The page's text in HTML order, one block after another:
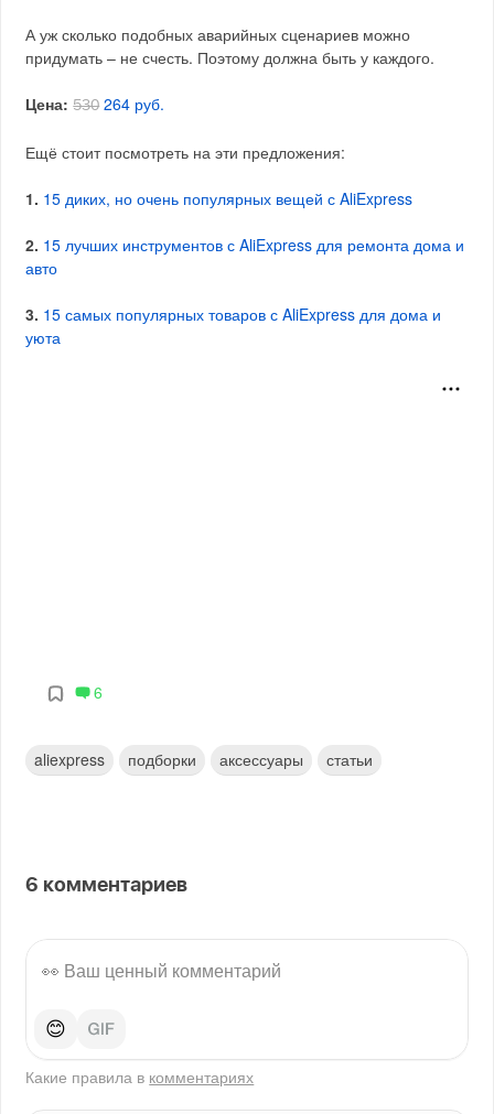
А уж сколько подобных аварийных сценариев можно
придумать – не счесть. Поэтому должна быть у каждого.
Цена: 530 264 руб.
Ещё стоит посмотреть на эти предложения:
1. 15 диких, но очень популярных вещей с AliExpress
2. 15 лучших инструментов с AliExpress для ремонта дома и
авто
3. 15 самых популярных товаров с AliExpress для дома и
уюта
6
aliexpress подборки аксессуары статьи
6 комментариев
😊
Какие правила в комментариях